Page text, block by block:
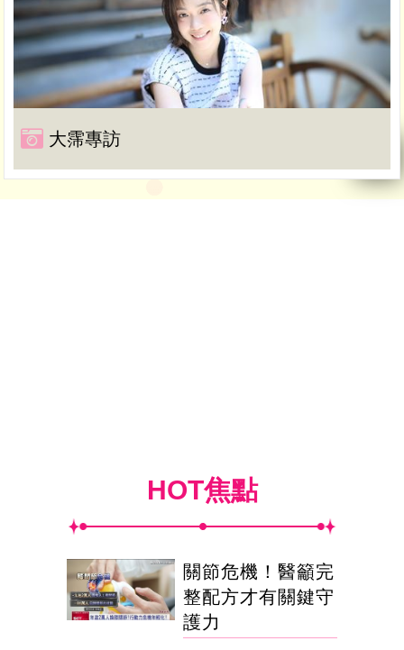
大霈專訪
HOT焦點
關節危機！醫籲完
整配方才有關鍵守
護力